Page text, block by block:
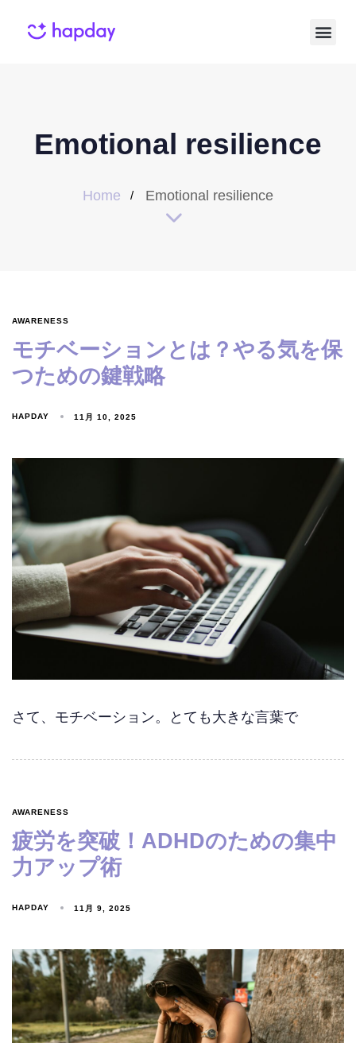
Emotional resilience
Home Emotional resilience
AWARENESS
モチベーションとは？やる気を保
つための鍵戦略
HAPDAY 11月 10, 2025
さて、モチベーション。とても大きな言葉で
AWARENESS
疲労を突破！ADHDのための集中
力アップ術
HAPDAY 11月 9, 2025